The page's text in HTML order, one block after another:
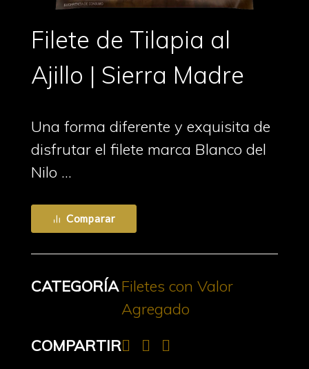
Filete de Tilapia al
Ajillo | Sierra Madre
Una forma diferente y exquisita de
disfrutar el filete marca Blanco del
Nilo …
Comparar
CATEGORÍAFiletes con Valor
Agregado
COMPARTIR